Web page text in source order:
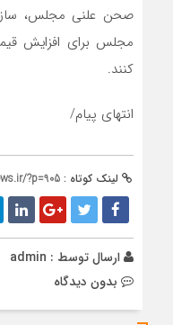
صحن علنی مجلس،
مجلس برای افزایش
کنند.
انتهای پیام/
لینک کوتاه : ?p=905
ارسال توسط : admin
بدون دیدگاه